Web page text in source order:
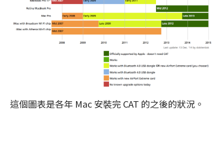
這個圖表是各年 Mac 安裝完 CAT 的之後的狀況。